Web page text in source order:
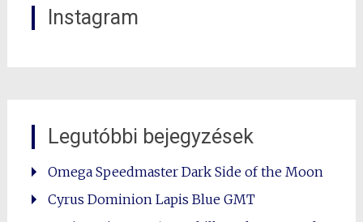
Instagram
Legutóbbi bejegyzések
Omega Speedmaster Dark Side of the Moon
Cyrus Dominion Lapis Blue GMT